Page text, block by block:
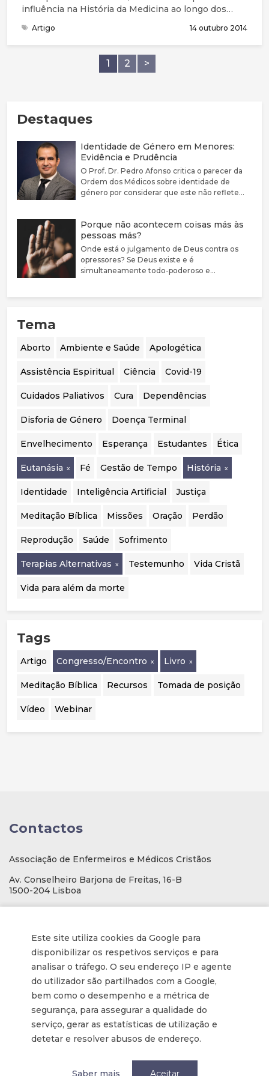
Este site utiliza cookies da Google para
disponibilizar os respetivos serviços e para
analisar o tráfego. O seu endereço IP e agente
do utilizador são partilhados com a Google,
bem como o desempenho e a métrica de
segurança, para assegurar a qualidade do
serviço, gerar as estatísticas de utilização e
detetar e resolver abusos de endereço.
Saber mais Aceitar
influência na História da Medicina ao longo dos
nomeadamente o cirurgião Ambroise Paré, Luis
Pasteur (pioneiro da assépsia), Joseph Lister (que
aplicou as técnicas de Pasteur à cirurgia), Edward
Artigo 14 outubro 2014
1 2 >
Destaques
Identidade de Género em Menores:
Evidência e Prudência
O Prof. Dr. Pedro Afonso critica o parecer da
Ordem dos Médicos sobre identidade de
género por considerar que este não reflete
Defende que a disforia de género deve ser
encarada como uma condição médica
associada a sofrimento e sublinha a elevada
prevalência de comorbilidades psiquiátricas
nestes jovens. Argumenta que a evidência
abordagem mais prudente, sobretudo em
o acompanhamento psicológico. Por fim,
considera essencial realizar uma auditoria
avaliar a segurança, eficácia e qualidade das
Porque não acontecem coisas más às
pessoas más?
Onde está o julgamento de Deus contra os
opressores? Se Deus existe e é
simultaneamente todo-poderoso e
Tema
Aborto Ambiente e Saúde Apologética
Assistência Espiritual Ciência Covid-19
Cuidados Paliativos Cura Dependências
Disforia de Género Doença Terminal
Envelhecimento Esperança Estudantes Ética
Eutanásia Fé Gestão de Tempo História
Identidade Inteligência Artificial Justiça
Meditação Bíblica Missões Oração Perdão
Reprodução Saúde Sofrimento
Terapias Alternativas Testemunho Vida Cristã
Vida para além da morte
Tags
Artigo Congresso/Encontro Livro
Meditação Bíblica Recursos Tomada de posição
Vídeo Webinar
Contactos
Associação de Enfermeiros e Médicos Cristãos
Av. Conselheiro Barjona de Freitas, 16-B
1500-204 Lisboa
(Chamada para a rede fixa nacional)
592006107
Informações
Inscrição na Newsletter
Política de privacidade / Privacy